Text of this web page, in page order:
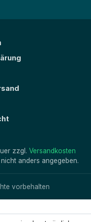
zzgl. Versandkosten
anders angegeben.
vorbehalten